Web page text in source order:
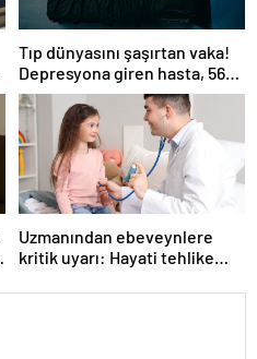
Tıp dünyasını şaşırtan vaka!
Depresyona giren hasta, 56
gün boyunca kesintisiz uyudu
Uzmanından ebeveynlere
kritik uyarı: Hayati tehlike